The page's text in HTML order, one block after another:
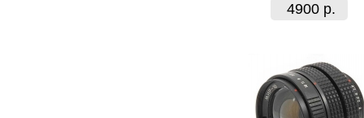
4900 р.